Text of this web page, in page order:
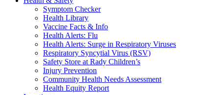
Symptom Checker
Health Library
Vaccine Facts & Info
Health Alerts: Flu
Health Alerts: Surge in Respiratory Viruses
Respiratory Syncytial Virus (RSV)
Safety Store at Rady Children’s
Injury Prevention
Community Health Needs Assessment
Health Equity Report